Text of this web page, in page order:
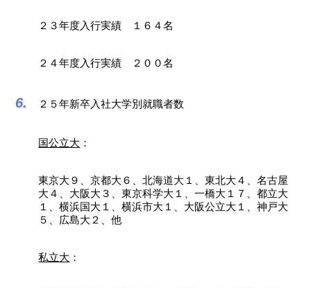
２３年度入行実績 １６４名
２４年度入行実績 ２００名
２５年新卒入社大学別就職者数
国公立大 ：
東京大９、京都大６、北海道大１、東北大４、名古屋
大４、大阪大３、東京科学大１、一橋大１７、都立大
１、横浜国大１、横浜市大１、大阪公立大１、神戸大
５、広島大２、他
私立大 ：